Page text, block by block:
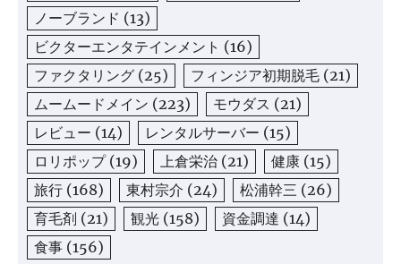
ノーブランド (13)
ビクターエンタテインメント (16)
ファクタリング (25) フィンジア初期脱毛 (21)
ムームードメイン (223) モウダス (21)
レビュー (14) レンタルサーバー (15)
ロリポップ(19) 上倉栄治 (21) 健康 (15)
旅行 (168) 東村宗介 (24) 松浦幹三 (26)
育毛剤 (21) 観光 (158) 資金調達 (14)
食事 (156)